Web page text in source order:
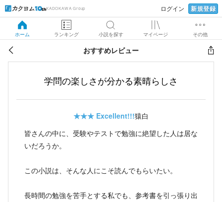
KADOKAWA Group ログイン 新規登録
ホーム ランキング 小説を探す マイページ その他
おすすめレビュー
学問の楽しさが分かる素晴らしさ
★★★ Excellent!!!猿白
皆さんの中に、受験やテストで勉強に絶望した人は居な
いだろうか。
この小説は、そんな人にこそ読んでもらいたい。
長時間の勉強を苦手とする私でも、参考書を引っ張り出